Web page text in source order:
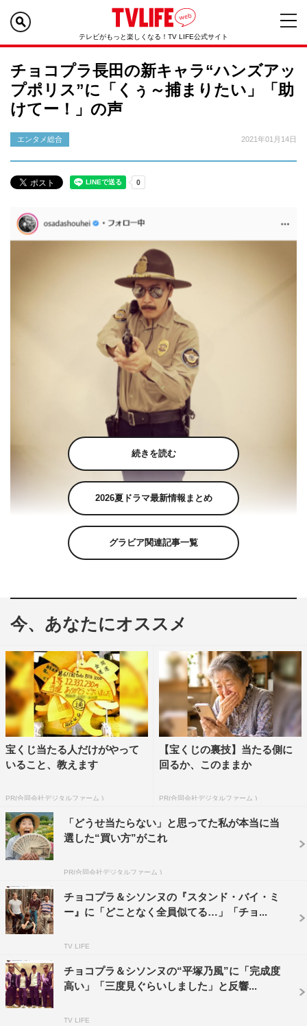
テレビがもっと楽しくなる！TV LIFE公式サイト
チョコプラ長田の新キャラ“ハンズアッ
プポリス”に「くぅ～捕まりたい」「助
けてー！」の声
エンタメ総合 2021年01月14日
チョコレートプラネット・長田庄平公式Instagram（osadashouhei）よ
身のInstagramを更新し、写真を公開した。
長田は、「ハンズアップ!!ハンズアップ!!ハンズアップ!!ハ
のコメントとともに、『有吉の壁』（日本テレビ系）演じ
たキャラクター・ハンズアップポリスの写真を投稿した。
この投稿にフォロワーからは「四十肩治るかな？」「腰痛
もなおせますか？」「ハンズアップポリス助けてー！肩こ
りが」「面白かったです」「くぅ～捕まりたい」「肩こり
治りました！」などのコメントが寄せられている。
チョコレートプラネット・長田庄平公式Instagram：
https://www.instagram.com/osadashouhei/
続きを読む
2026夏ドラマ最新情報まとめ
グラビア関連記事一覧
今、あなたにオススメ
宝くじ当たる人だけがやって
いること、教えます
PR(合同会社デジタルファーム )
【宝くじの裏技】当たる側に
回るか、このままか
PR(合同会社デジタルファーム )
「どうせ当たらない」と思ってた私が本当に当
選した“買い方”がこれ
PR(合同会社デジタルファーム )
チョコプラ＆シソンヌの『スタンド・バイ・ミ
ー』に「どことなく全員似てる…」「チョ...
TV LIFE
チョコプラ＆シソンヌの“平塚乃風”に「完成度
高い」「三度見ぐらいしました」と反響...
TV LIFE